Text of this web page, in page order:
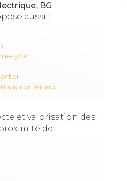
BG
aussi :
recyclé
non ferreux
et valorisation des
de :